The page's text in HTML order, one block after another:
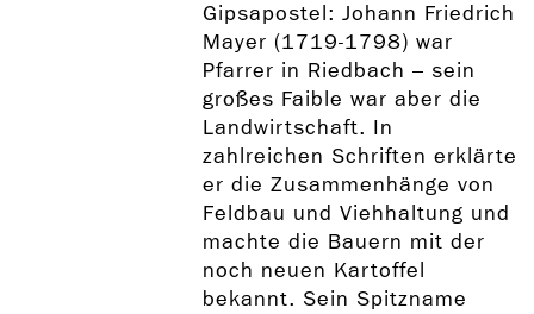
Gipsapostel: Johann Friedrich
Mayer (1719-1798) war
Pfarrer in Riedbach – sein
großes Faible war aber die
Landwirtschaft. In
zahlreichen Schriften erklärte
er die Zusammenhänge von
Feldbau und Viehhaltung und
machte die Bauern mit der
noch neuen Kartoffel
bekannt. Sein Spitzname